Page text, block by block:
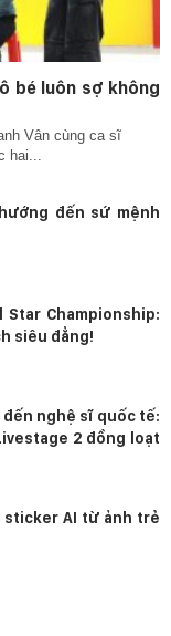
bé luôn sợ không
Vân cùng ca sĩ
hai...
đến sứ mệnh
Championship:
siêu đẳng!
nghệ sĩ quốc tế:
2 đồng loạt
sticker AI từ ảnh trẻ